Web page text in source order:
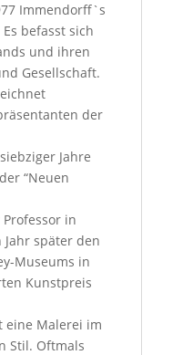
Immendorff`s
befasst sich
und ihren
Gesellschaft.
der
Jahre
“Neuen
in
später den
Museums in
Kunstpreis
eine Malerei im
Stil. Oftmals